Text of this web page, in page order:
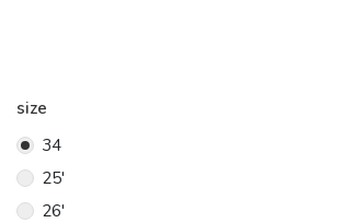
size
34
25'
26'